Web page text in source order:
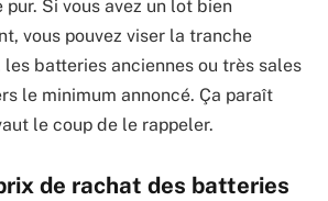
Si vous avez un lot bien
vous pouvez viser la tranche
les batteries anciennes ou très sales
le minimum annoncé. Ça paraît
le coup de le rappeler.
de rachat des batteries